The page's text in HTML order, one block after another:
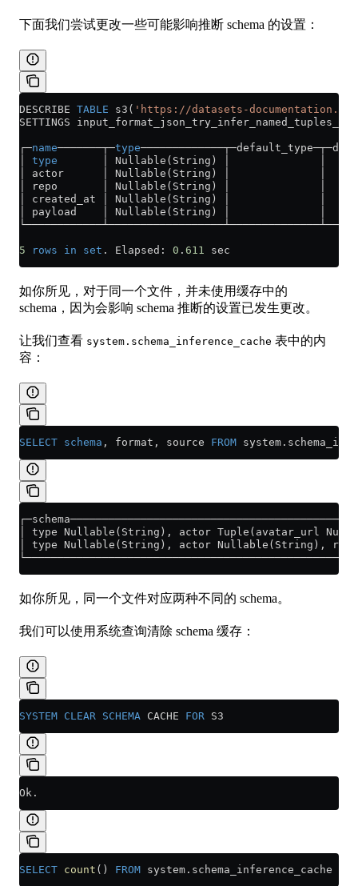
下面我们尝试更改一些可能影响推断 schema 的设置：
DESCRIBE TABLE s3( 'https://datasets-
SETTINGS
┌─name───────┬─type
type
│ Nullable(String) │              │
│ actor      │ Nullable(String) │
│ repo       │ Nullable(String) │
│ created_at │ Nullable(String) │
│ payload    │ Nullable(String) │
5 rows in set . Elapsed: 0 . 611 sec
如你所见，对于同一个文件，并未使用缓存中的
schema，因为会影响 schema 推断的设置已发生更改。
让我们查看 system.schema_inference_cache 表中的内
容：
SELECT schema , format, source FROM system .
│ type Nullable(String), actor Tuple(avatar_url
│ type Nullable(String), actor
如你所见，同一个文件对应两种不同的 schema。
我们可以使用系统查询清除 schema 缓存：
SYSTEM CLEAR SCHEMA CACHE FOR S3
Ok.
SELECT count () FROM system . schema_inference_cache